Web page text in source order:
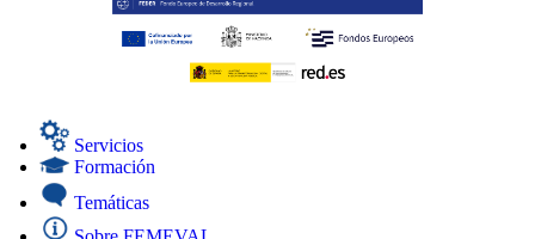
Servicios
Formación
Temáticas